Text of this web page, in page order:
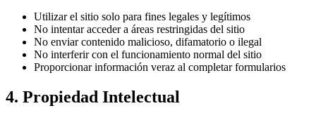
Utilizar el sitio solo para fines legales y legítimos
No intentar acceder a áreas restringidas del sitio
No enviar contenido malicioso, difamatorio o ilegal
No interferir con el funcionamiento normal del sitio
Proporcionar información veraz al completar formularios
4. Propiedad Intelectual